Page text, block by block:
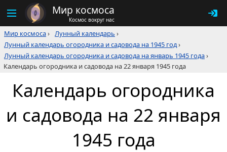
Мир космоса
Космос вокруг нас
Мир космоса› Лунный календарь ›
Лунный календарь огородника и садовода на 1945 год›
Лунный календарь огородника и садовода на январь 1945 года›
Календарь огородника и садовода на 22 января 1945 года
Календарь огородника
и садовода на 22 января
1945 года